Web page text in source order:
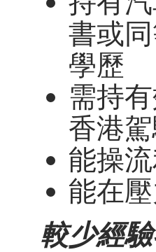
書或
學歷
需持
香港
能操
能在
較少經